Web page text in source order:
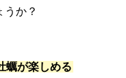
うか？
蠣が楽しめる